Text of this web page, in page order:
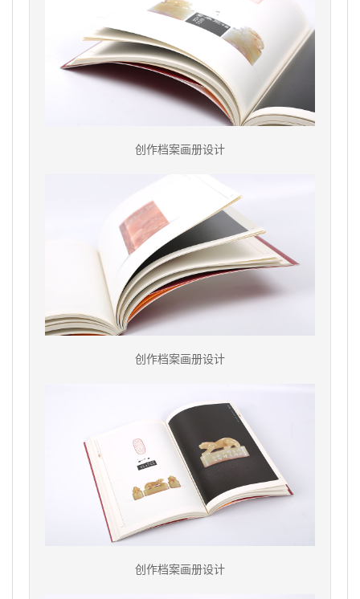
创作档案画册设计
创作档案画册设计
创作档案画册设计